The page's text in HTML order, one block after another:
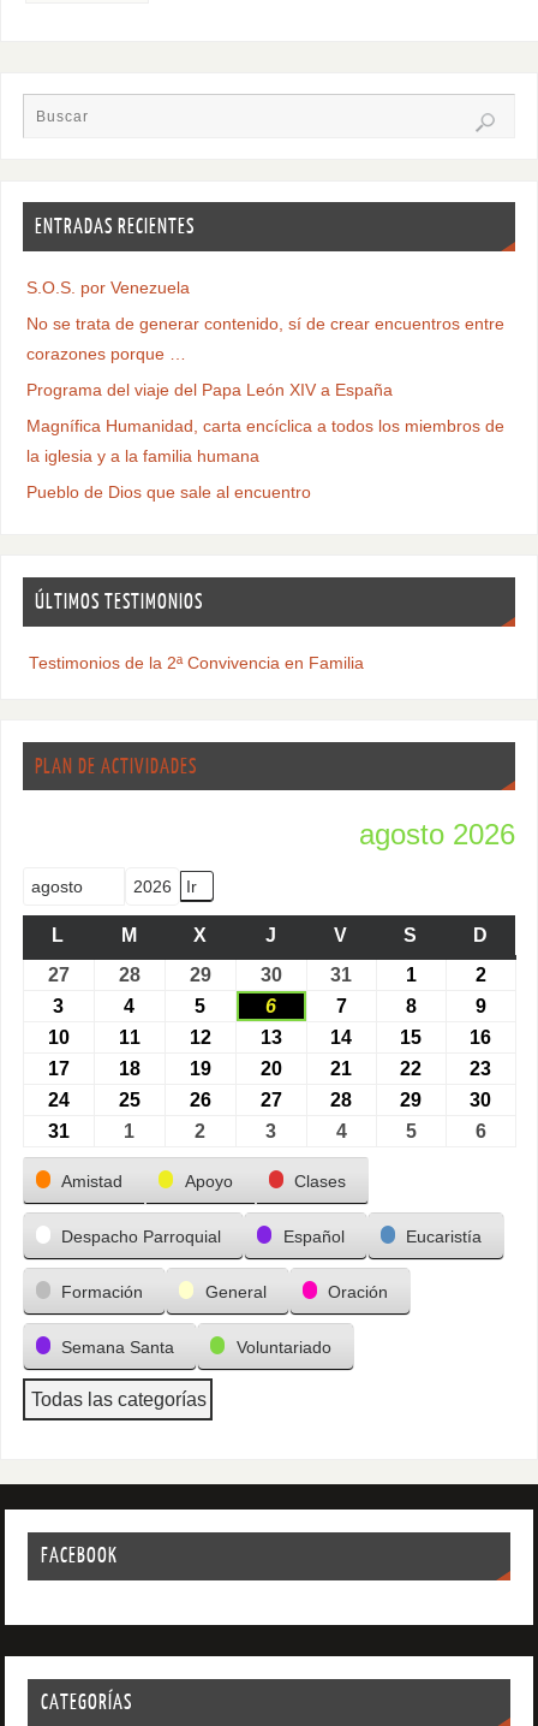
ENTRADAS RECIENTES
S.O.S. por Venezuela
No se trata de generar contenido, sí de crear encuentros entre
corazones porque …
Programa del viaje del Papa León XIV a España
Magnífica Humanidad, carta encíclica a todos los miembros de
la iglesia y a la familia humana
Pueblo de Dios que sale al encuentro
ÚLTIMOS TESTIMONIOS
Testimonios de la 2ª Convivencia en Familia
PLAN DE ACTIVIDADES
agosto 2026
Mes
Año
L M X J V S
D
27
28 29 30 31 1
2
3
4 5 6 7 8
9
10
11 12 13 14 15
16
17
18 19 20 21 22
23
24
25 26 27 28 29
30
31
1 2 3 4 5 6
Categorías
Amistad Apoyo Clases
Despacho Parroquial Español Eucaristía
Formación General Oración
Semana Santa Voluntariado
Todas las categorías
FACEBOOK
CATEGORÍAS